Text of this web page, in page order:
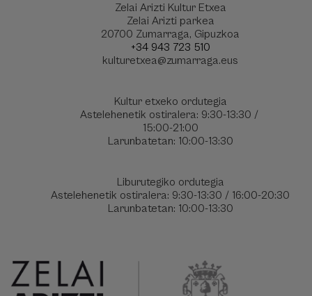
Zelai Arizti Kultur Etxea
Zelai Arizti parkea
20700 Zumarraga, Gipuzkoa
+34 943 723 510
kulturetxea@zumarraga.eus
Kultur etxeko ordutegia
Astelehenetik ostiralera: 9:30-13:30 /
15:00-21:00
Larunbatetan: 10:00-13:30
Liburutegiko ordutegia
Astelehenetik ostiralera: 9:30-13:30 / 16:00-20:30
Larunbatetan: 10:00-13:30